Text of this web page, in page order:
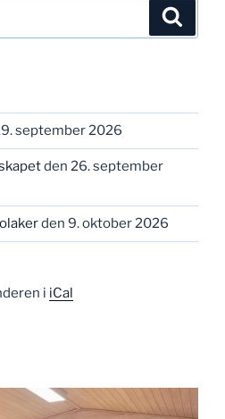
september 2026
den 26. september
den 9. oktober 2026
i iCal